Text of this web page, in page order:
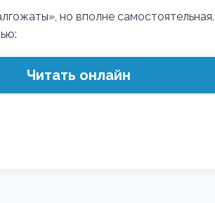
но вполне самостоятельная.
Читать онлайн